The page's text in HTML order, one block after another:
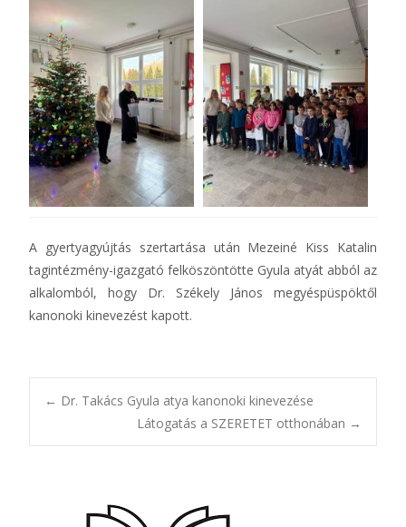
A gyertyagyújtás szertartása után Mezeiné Kiss Katalin
tagintézmény-igazgató felköszöntötte Gyula atyát abból az
alkalomból, hogy Dr. Székely János megyéspüspöktől
kanonoki kinevezést kapott.
Post
← Dr. Takács Gyula atya kanonoki kinevezése
Látogatás a SZERETET otthonában →